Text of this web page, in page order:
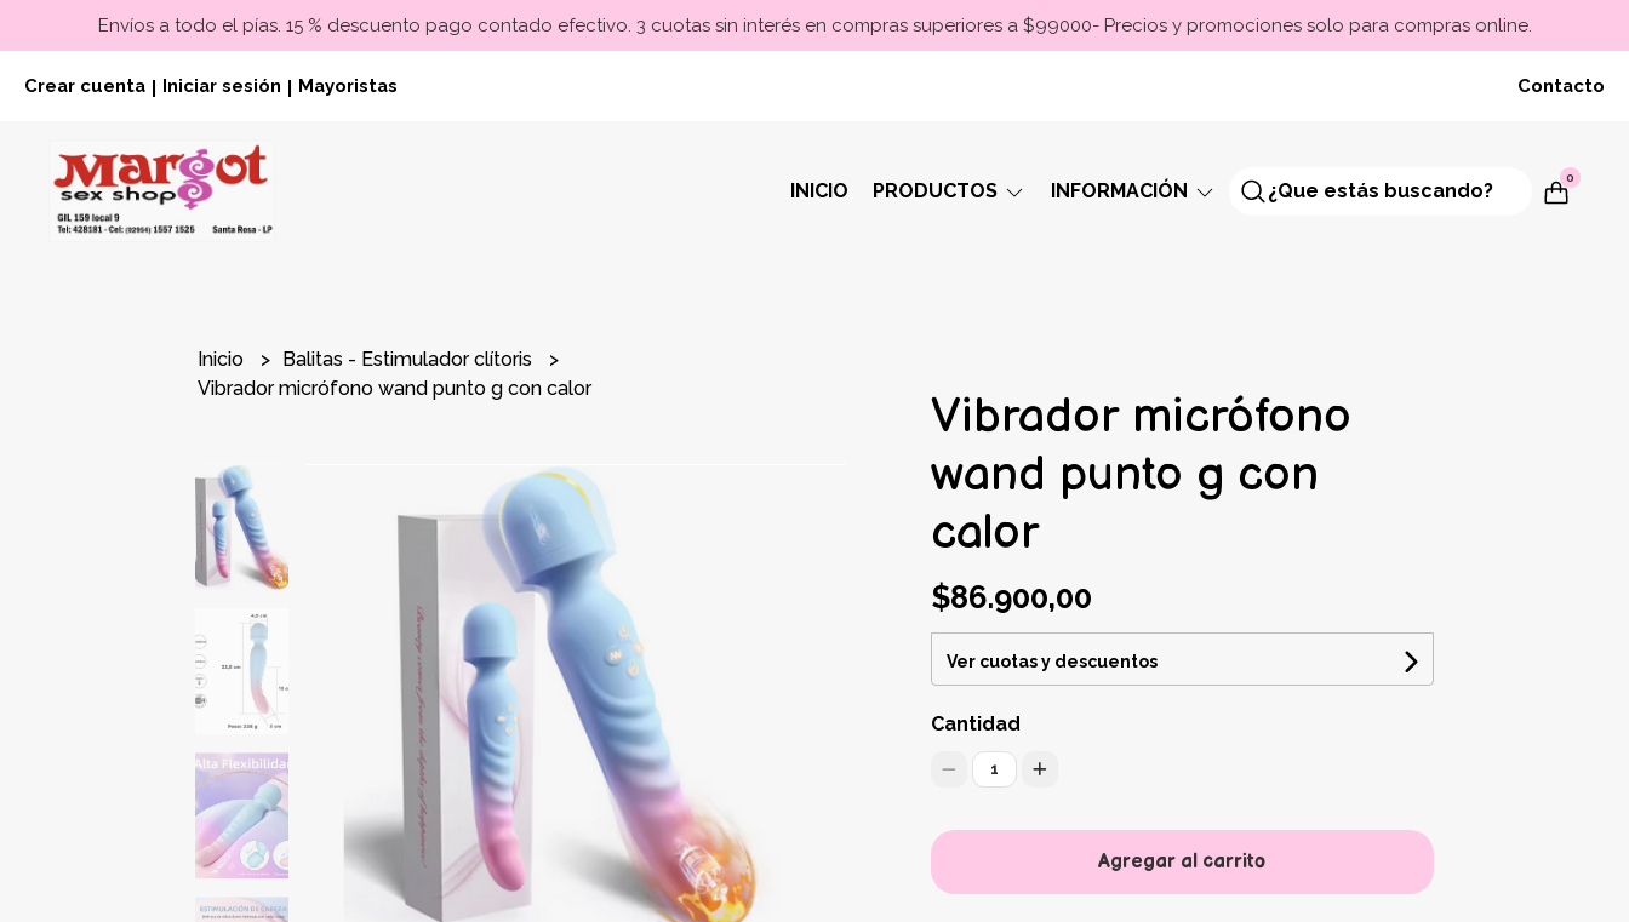
Envíos a todo el pías. 15 % descuento pago contado efectivo. 3 cuotas sin interés en compras superiores a $99000- Precios y promociones solo para compras online.
Crear cuenta Iniciar sesión Mayoristas Contacto
INICIO PRODUCTOS INFORMACIÓN
0
Inicio
Balitas - Estimulador clítoris
Vibrador micrófono wand punto g con calor
Vibrador micrófono
wand punto g con
calor
$86.900,00
Ver cuotas y descuentos
Cantidad
1
Agregar al carrito